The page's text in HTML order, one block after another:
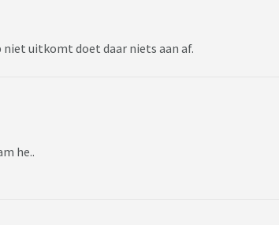
uitkomt doet daar niets aan af.
he..